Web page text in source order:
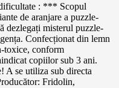
: *** Scopul
de aranjare a puzzle-
dezlegați misterul puzzle-
Confecționat din lemn
toxice, conform
copiilor sub 3 ani.
A se utiliza sub directa
Fridolin,